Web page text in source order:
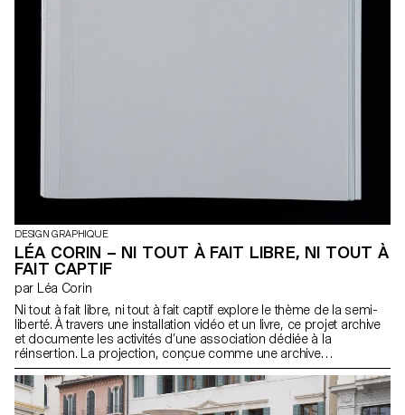
DESIGN GRAPHIQUE
LÉA CORIN – NI TOUT À FAIT LIBRE, NI TOUT À
FAIT CAPTIF
par Léa Corin
Ni tout à fait libre, ni tout à fait captif explore le thème de la semi-
liberté. À travers une installation vidéo et un livre, ce projet archive
et documente les activités d’une association dédiée à la
réinsertion. La projection, conçue comme une archive
émotionnelle, associe vidéos expérimentales et témoignages
sonores de personnes en semi-liberté suivies par l’association,
révélant la complexité de cette transition. Le livre, en complément,
adopte une approche documentaire et sensible, mêlant récits et